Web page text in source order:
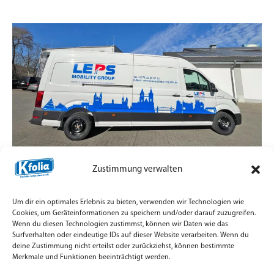
Zustimmung verwalten
Um dir ein optimales Erlebnis zu bieten, verwenden wir Technologien wie
Cookies, um Geräteinformationen zu speichern und/oder darauf zuzugreifen.
Wenn du diesen Technologien zustimmst, können wir Daten wie das
Surfverhalten oder eindeutige IDs auf dieser Website verarbeiten. Wenn du
deine Zustimmung nicht erteilst oder zurückziehst, können bestimmte
Merkmale und Funktionen beeinträchtigt werden.
Magdeburger Skyline auf dem Transporter.
Flottenbeschriftung für LEPS Mobility Group mit
Magdeburger Skyline auf Orafol Oracal 751C.
Weiterlesen »